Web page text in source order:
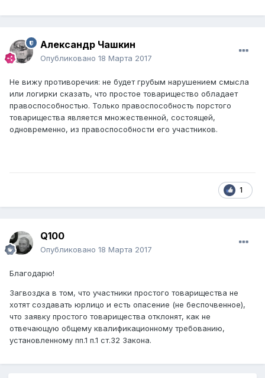
Александр Чашкин
Опубликовано 18 Марта 2017
Не вижу противоречия: не будет грубым нарушением смысла
или логирки сказать, что простое товарищество обладает
правоспособностью. Только правоспособность порстого
товарищества является множественной, состоящей,
одновременно, из правоспособности его участников.
1
Q100
Опубликовано 18 Марта 2017
Благодарю!
Загвоздка в том, что участники простого товарищества не
хотят создавать юрлицо и есть опасение (не беспочвенное),
что заявку простого товарищества отклонят, как не
отвечающую общему квалификационному требованию,
установленному пп.1 п.1 ст.32 Закона.